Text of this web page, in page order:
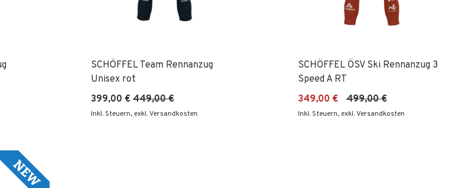
SCHÖFFEL Team Rennanzug
Unisex rot
399,00 € 449,00 €
Inkl. Steuern, exkl. Versandkosten
SCHÖFFEL ÖSV Ski Rennanzug 3
Speed A RT
349,00 €
499,00 €
Inkl. Steuern, exkl. Versandkosten